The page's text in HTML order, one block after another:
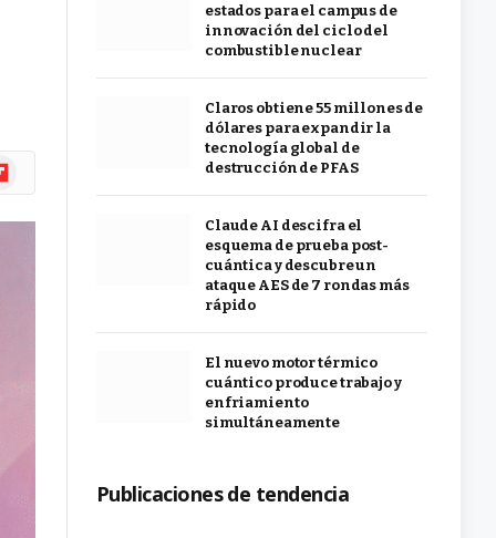
estados para el campus de
innovación del ciclo del
combustible nuclear
Claros obtiene 55 millones de
dólares para expandir la
tecnología global de
destrucción de PFAS
Claude AI descifra el
esquema de prueba post-
cuántica y descubre un
ataque AES de 7 rondas más
rápido
El nuevo motor térmico
cuántico produce trabajo y
enfriamiento
simultáneamente
Publicaciones de tendencia